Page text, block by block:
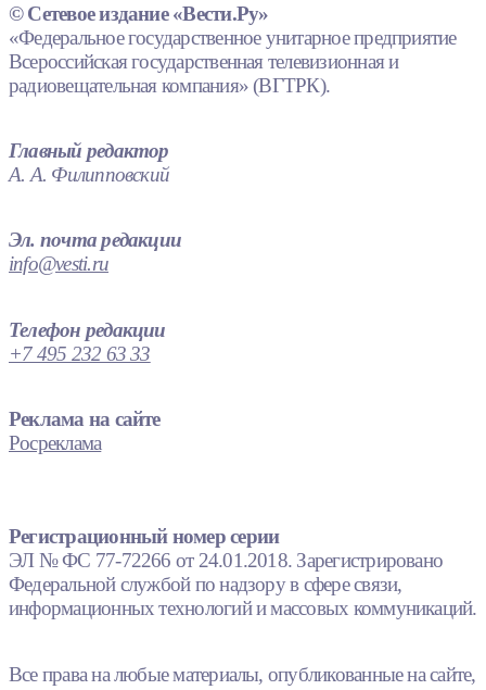
© Сетевое издание «Вести.Ру»
«Федеральное государственное унитарное предприятие
Всероссийская государственная телевизионная и
радиовещательная компания» (ВГТРК).
Главный редактор
А. А. Филипповский
Эл. почта редакции
info@vesti.ru
Телефон редакции
+7 495 232 63 33
Реклама на сайте
Росреклама
Регистрационный номер серии
ЭЛ № ФС 77-72266 от 24.01.2018. Зарегистрировано
Федеральной службой по надзору в сфере связи,
информационных технологий и массовых коммуникаций.
Все права на любые материалы, опубликованные на сайте,